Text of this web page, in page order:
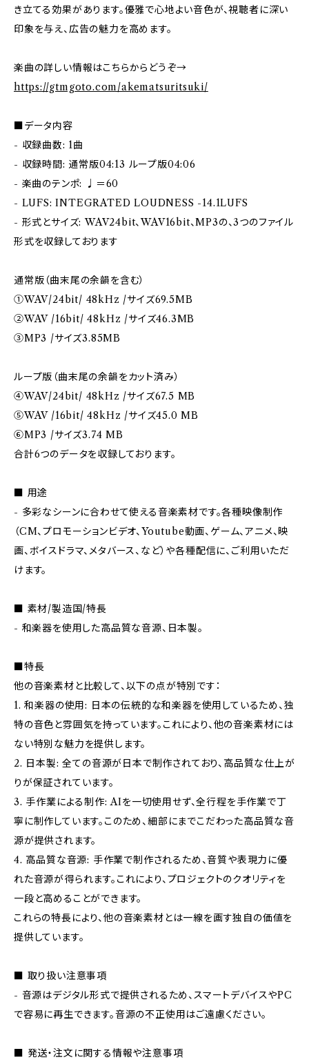
き立てる効果があります。優雅で心地よい音色が、視聴者に深い
印象を与え、広告の魅力を高めます。
楽曲の詳しい情報はこちらからどうぞ→
https://gtmgoto.com/akematsuritsuki/
■データ内容
- 収録曲数: 1曲
- 収録時間: 通常版04:13 ループ版04:06
- 楽曲のテンポ: ♩＝60
- LUFS: INTEGRATED LOUDNESS -14.1LUFS
- 形式とサイズ: WAV24bit、WAV16bit、MP3の、3つのファイル
形式を収録しております
通常版（曲末尾の余韻を含む）
➀WAV/24bit/ 48kHz /サイズ69.5MB
②WAV /16bit/ 48kHz /サイズ46.3MB
③MP3 /サイズ3.85MB
ループ版（曲末尾の余韻をカット済み）
④WAV/24bit/ 48kHz /サイズ67.5 MB
⑤WAV /16bit/ 48kHz /サイズ45.0 MB
⑥MP3 /サイズ3.74 MB
合計6つのデータを収録しております。
■ 用途
- 多彩なシーンに合わせて使える音楽素材です。各種映像制作
（CM、プロモーションビデオ、Youtube動画、ゲーム、アニメ、映
画、ボイスドラマ、メタバース、など）や各種配信に、ご利用いただ
けます。
■ 素材/製造国/特長
- 和楽器を使用した高品質な音源、日本製。
■特長
他の音楽素材と比較して、以下の点が特別です：
1. 和楽器の使用: 日本の伝統的な和楽器を使用しているため、独
特の音色と雰囲気を持っています。これにより、他の音楽素材には
ない特別な魅力を提供します。
2. 日本製: 全ての音源が日本で制作されており、高品質な仕上が
りが保証されています。
3. 手作業による制作: AIを一切使用せず、全行程を手作業で丁
寧に制作しています。このため、細部にまでこだわった高品質な音
源が提供されます。
4. 高品質な音源: 手作業で制作されるため、音質や表現力に優
れた音源が得られます。これにより、プロジェクトのクオリティを
一段と高めることができます。
これらの特長により、他の音楽素材とは一線を画す独自の価値を
提供しています。
■ 取り扱い注意事項
- 音源はデジタル形式で提供されるため、スマートデバイスやPC
で容易に再生できます。音源の不正使用はご遠慮ください。
■ 発送・注文に関する情報や注意事項